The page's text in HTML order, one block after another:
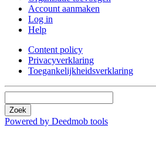
Account aanmaken
Log in
Help
Content policy
Privacyverklaring
Toegankelijkheidsverklaring
Zoek
Powered by Deedmob tools